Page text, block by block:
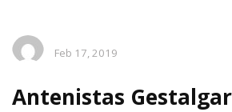
Feb 17, 2019
Antenistas Gestalgar